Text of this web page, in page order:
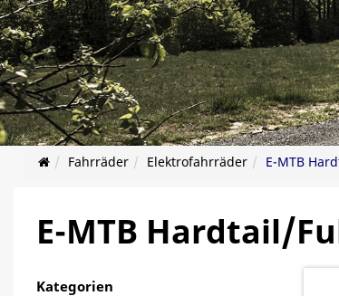
Fahrräder Elektrofahrräder E-MTB
E-MTB Hardtail/
Kategorien